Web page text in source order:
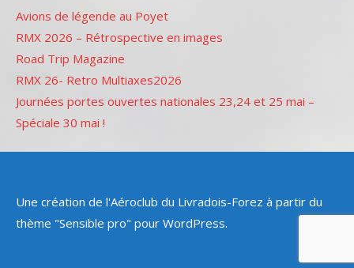
Avions de légende au Poyet
RMX 2026 – Rétrospective en images
Road Trip Magazine
RMX 26- Retro Multiaxes2026
Journées portes ouvertes nationales 23,24 et 25 mai –
Spéciale 30 mai !
Une création de l'Aéroclub du Livradois-Forez à partir du
thème "Sensible pro" pour WordPress.